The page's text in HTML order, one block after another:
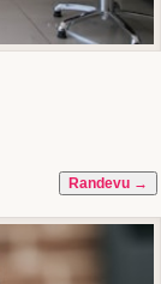
Randevu →